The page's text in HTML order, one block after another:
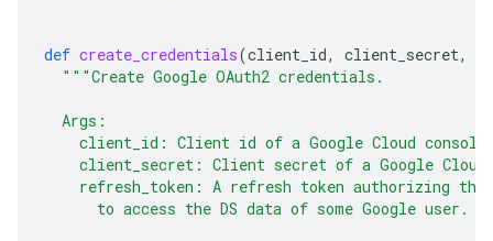
def create_credentials(client_id, client_secret,
"""Create Google OAuth2 credentials.
  Args:
client_id: Client id of a Google Cloud console
client_secret: Client secret of a Google
refresh_token: A refresh token authorizing
      to access the DS data of some Google user.